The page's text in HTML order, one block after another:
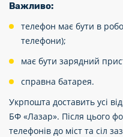
Важливо:
телефон має бути в
телефони);
має бути зарядний
справна батарея.
Укрпошта доставить усі
БФ «Лазар». Після цього
телефонів до міст та сіл